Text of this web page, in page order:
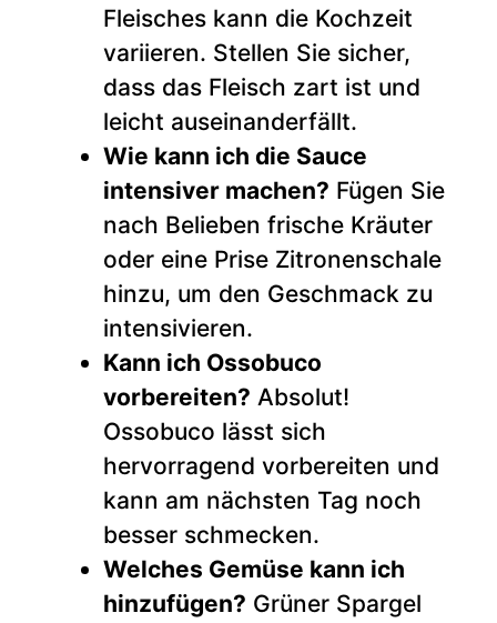
Fleisches kann die Kochzeit
variieren. Stellen Sie sicher,
dass das Fleisch zart ist und
leicht auseinanderfällt.
Wie kann ich die Sauce
intensiver machen? Fügen Sie
nach Belieben frische Kräuter
oder eine Prise Zitronenschale
hinzu, um den Geschmack zu
intensivieren.
Kann ich Ossobuco
vorbereiten? Absolut!
Ossobuco lässt sich
hervorragend vorbereiten und
kann am nächsten Tag noch
besser schmecken.
Welches Gemüse kann ich
hinzufügen? Grüner Spargel